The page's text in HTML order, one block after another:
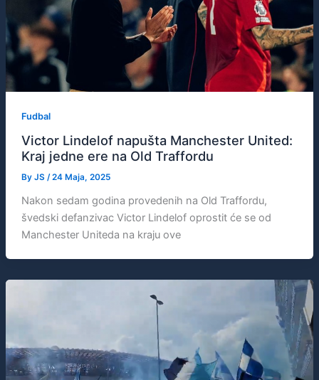
Fudbal
Victor Lindelof napušta Manchester United:
Kraj jedne ere na Old Traffordu
By JS /24 Maja, 2025
Nakon sedam godina provedenih na Old Traffordu,
švedski defanzivac Victor Lindelof oprostit će se od
Manchester Uniteda na kraju ove